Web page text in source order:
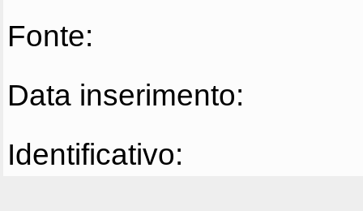
Fonte:
Data inserimento:
Identificativo: